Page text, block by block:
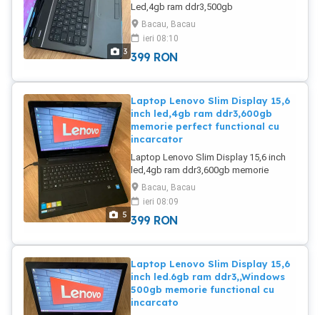
3
Led,4gb ram ddr3,500gb
memorie.Procesor intel Pentium 2,0
GHz,perfect functional cu incarcator
adus din Germania se da cu
proba.Trimit și in țara cu curierul.
Bacau, Bacau
ieri 08:10
399 RON
5
Laptop Lenovo Slim Display 15,6
inch led,4gb ram ddr3,600gb
memorie perfect functional cu
incarcator
Laptop Lenovo Slim Display 15,6 inch
led,4gb ram ddr3,600gb memorie
perfect functional cu încarcător.Trimit și
in țara cu curierul.
Bacau, Bacau
ieri 08:09
399 RON
Laptop Lenovo Slim Display 15,6
inch led.6gb ram ddr3,,Windows
500gb memorie functional cu
incarcato